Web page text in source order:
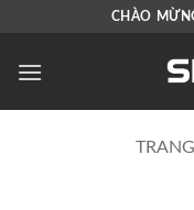
nội
CHÀO